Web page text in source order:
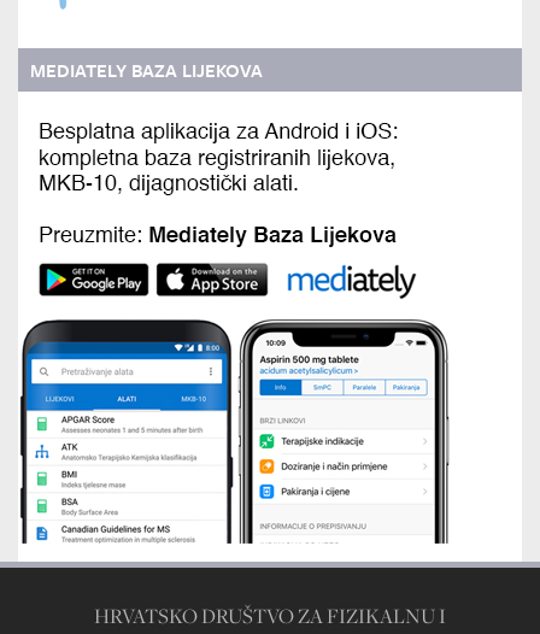
MEDIATELY BAZA LIJEKOVA
HRVATSKO DRUŠTVO ZA FIZIKALNU I